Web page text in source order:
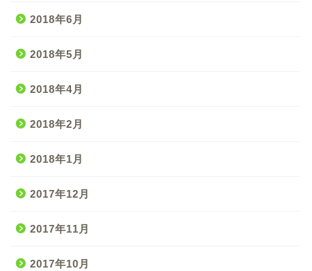
2018年6月
2018年5月
2018年4月
2018年2月
2018年1月
2017年12月
2017年11月
2017年10月